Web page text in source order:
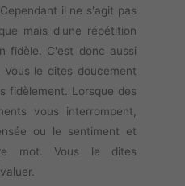
il ne s'agit pas
mais d'une répétition
fidèle. C'est donc aussi
le dites doucement
fidèlement. Lorsque des
vous interrompent,
ou le sentiment et
mot. Vous le dites